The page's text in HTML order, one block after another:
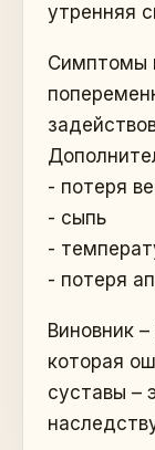
утренняя
Симптомы
- потеря
- сыпь
-
- потеря
Виновник
которая
суставы –